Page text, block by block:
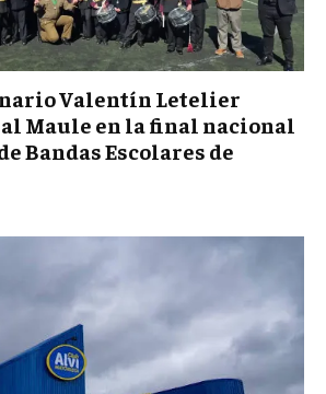
Valentín Letelier
Maule en la final nacional
Bandas Escolares de